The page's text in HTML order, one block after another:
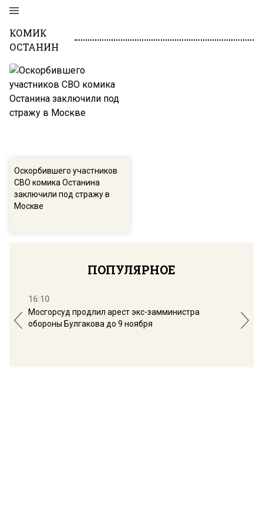
КОМИК
ОСТАНИН
Оскорбившего участников
СВО комика Останина
заключили под стражу в
Москве
ПОПУЛЯРНОЕ
16:10
Мосгорсуд продлил арест экс-замминистра
обороны Булгакова до 9 ноября